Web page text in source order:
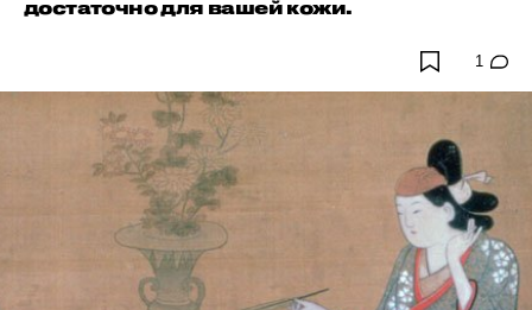
достаточно для вашей кожи.
1